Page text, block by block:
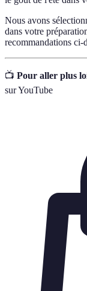
Nous avons
dans votre
recommandations ci-
📺 Pour aller plus
sur YouTube